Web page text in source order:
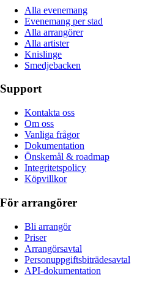
Alla evenemang
Evenemang per stad
Alla arrangörer
Alla artister
Knislinge
Smedjebacken
Support
Kontakta oss
Om oss
Vanliga frågor
Dokumentation
Önskemål & roadmap
Integritetspolicy
Köpvillkor
För arrangörer
Bli arrangör
Priser
Arrangörsavtal
Personuppgiftsbiträdesavtal
API-dokumentation